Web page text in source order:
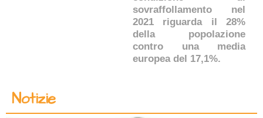
sovraffollamento nel
2021 riguarda il 28%
della popolazione
contro una media
europea del 17,1%.
Notizie